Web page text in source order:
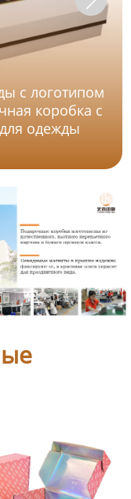
с логотипом
коробка с
одежды